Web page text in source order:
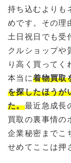
持ち込むよりも
めです。その理
土日祝日でも受
クルショップや
り高く買ってく
本当に着物買取
を探したほうが
た。最近急成長
買取の裏事情の
企業秘密までこ
せめてここは押